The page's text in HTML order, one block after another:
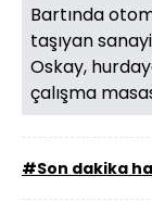
Bartında
taşıyan
Oskay,
çalışma
#Son dakika